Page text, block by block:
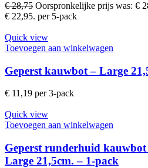
€28,75 Oorspronkelijke prijs was: €
€ 22,95. per 5-pack
Quick view
Toevoegen aan winkelwagen
Geperst kauwbot – Large
€ 11,19 per 3-pack
Quick view
Toevoegen aan winkelwagen
Geperst runderhuid
Large 21,5cm. – 1-pack